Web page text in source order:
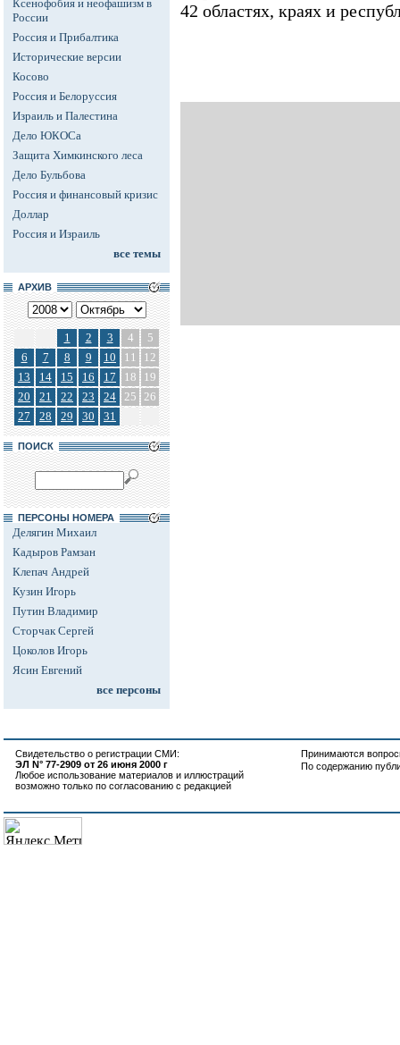
Ксенофобия и неофашизм в
России
Россия и Прибалтика
Исторические версии
Косово
Россия и Белоруссия
Израиль и Палестина
Дело ЮКОСа
Защита Химкинского леса
Дело Бульбова
Россия и финансовый кризис
Доллар
Россия и Израиль
все темы
АРХИВ
1 2 3 4
5
6
7 8 9 10 11
12
13
14 15 16 17 18
19
20
21 22 23 24 25 26
27
28 29 30 31
ПОИСК
ПЕРСОНЫ НОМЕРА
Делягин Михаил
Кадыров Рамзан
Клепач Андрей
Кузин Игорь
Путин Владимир
Сторчак Сергей
Цоколов Игорь
Ясин Евгений
все персоны
42 областях, краях и
Свидетельство о регистрации СМИ:
ЭЛ N° 77-2909 от 26 июня 2000 г
Любое использование материалов и иллюстраций
возможно только по согласованию с редакцией
Принимаются
По содержанию